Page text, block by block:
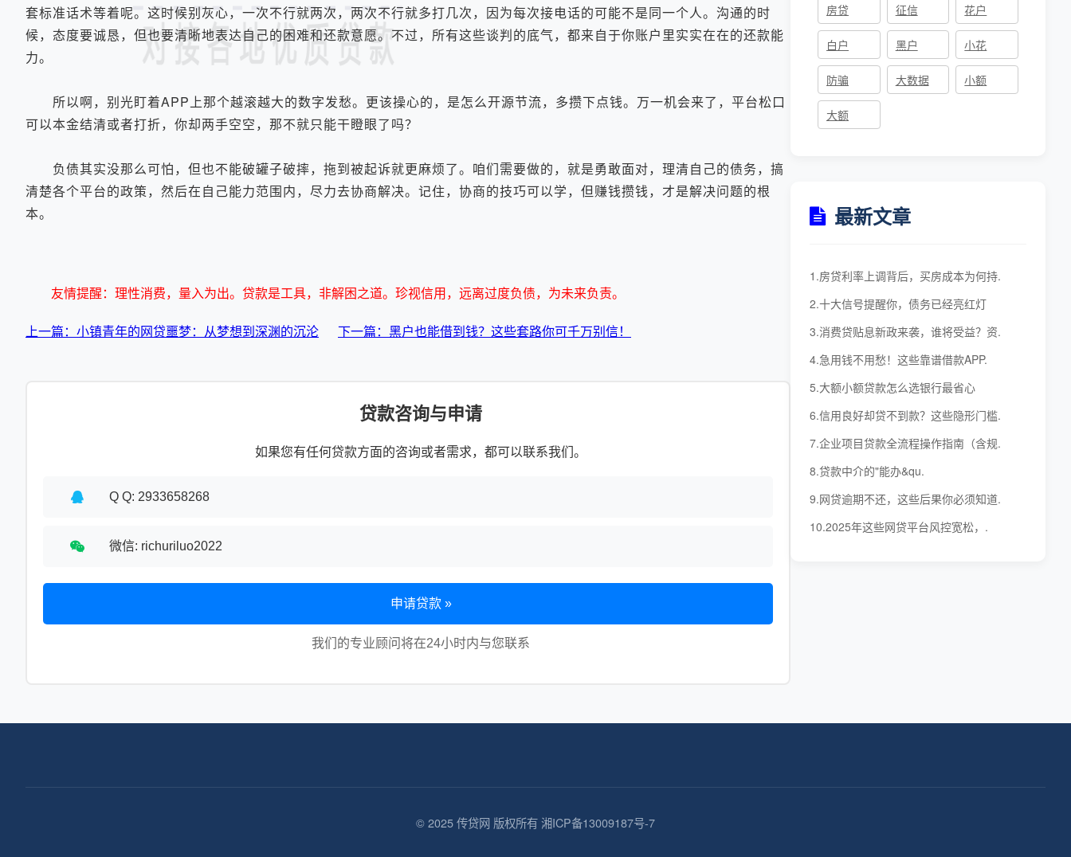
套标准话术等着呢。这时候别灰心，一次不行就两次，两次不行就多打几次，因为每次接电话的可能不是同一个人。沟通的时
候，态度要诚恳，但也要清晰地表达自己的困难和还款意愿。不过，所有这些谈判的底气，都来自于你账户里实实在在的还款能
力。
所以啊，别光盯着APP上那个越滚越大的数字发愁。更该操心的，是怎么开源节流，多攒下点钱。万一机会来了，平台松口
可以本金结清或者打折，你却两手空空，那不就只能干瞪眼了吗？
负债其实没那么可怕，但也不能破罐子破摔，拖到被起诉就更麻烦了。咱们需要做的，就是勇敢面对，理清自己的债务，搞
清楚各个平台的政策，然后在自己能力范围内，尽力去协商解决。记住，协商的技巧可以学，但赚钱攒钱，才是解决问题的根
本。
友情提醒：理性消费，量入为出。贷款是工具，非解困之道。珍视信用，远离过度负债，为未来负责。
上一篇：小镇青年的网贷噩梦：从梦想到深渊的沉沦 下一篇：黑户也能借到钱？这些套路你可千万别信！
贷款咨询与申请
如果您有任何贷款方面的咨询或者需求，都可以联系我们。
Q Q: 2933658268
微信: richuriluo2022
申请贷款 »
我们的专业顾问将在24小时内与您联系
房贷 征信 花户
白户 黑户 小花
防骗 大数据 小额
大额
最新文章
1.房贷利率上调背后，买房成本为何持.
2.十大信号提醒你，债务已经亮红灯
3.消费贷贴息新政来袭，谁将受益？资.
4.急用钱不用愁！这些靠谱借款APP.
5.大额小额贷款怎么选银行最省心
6.信用良好却贷不到款？这些隐形门槛.
7.企业项目贷款全流程操作指南（含规.
8.贷款中介的"能办&qu.
9.网贷逾期不还，这些后果你必须知道.
10.2025年这些网贷平台风控宽松，.
© 2025 传贷网 版权所有 湘ICP备13009187号-7